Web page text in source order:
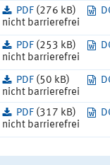
PDF (276 kB)
nicht barrierefrei
PDF (253 kB)
nicht barrierefrei
PDF (50 kB)
nicht barrierefrei
PDF (317 kB)
nicht barrierefrei